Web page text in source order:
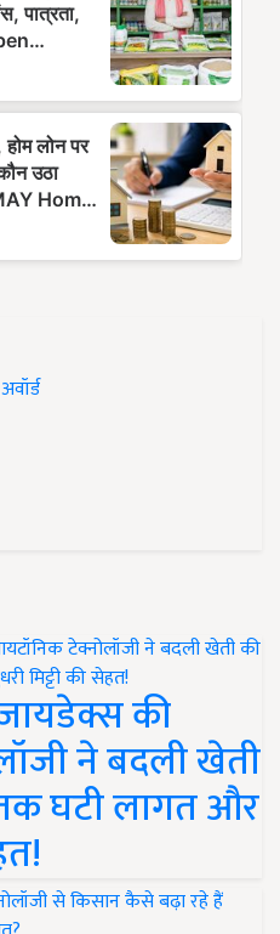
की
ने बदली खेती
घटी लागत और